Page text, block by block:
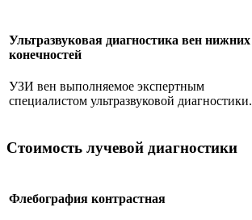
Ультразвуковая диагностика вен нижних
конечностей
УЗИ вен выполняемое экспертным
специалистом ультразвуковой диагностики.
Стоимость лучевой диагностики
Флебография контрастная